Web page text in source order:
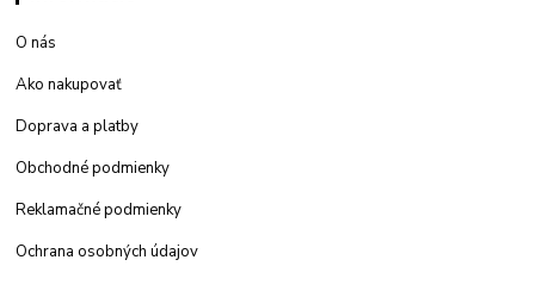
O nás
Ako nakupovať
Doprava a platby
Obchodné podmienky
Reklamačné podmienky
Ochrana osobných údajov